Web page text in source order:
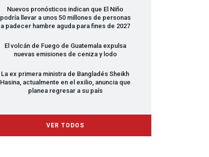
Nuevos pronósticos indican que El Niño
podría llevar a unos 50 millones de personas
a padecer hambre aguda para fines de 2027
El volcán de Fuego de Guatemala expulsa
nuevas emisiones de ceniza y lodo
La ex primera ministra de Bangladés Sheikh
Hasina, actualmente en el exilio, anuncia que
planea regresar a su país
VER TODOS